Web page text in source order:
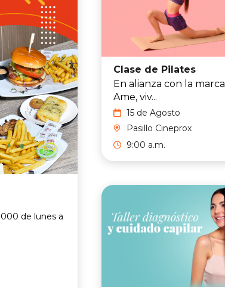
de lunes a
Clase de Pilates
En alianza con la marca
Ame, viv...
15 de Agosto
Pasillo Cineprox
9:00 a.m.